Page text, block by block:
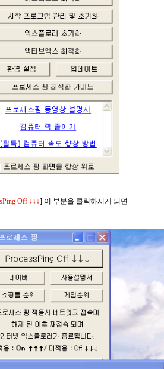
Off ↓↓↓] 이 부분을 클릭하시게 되면